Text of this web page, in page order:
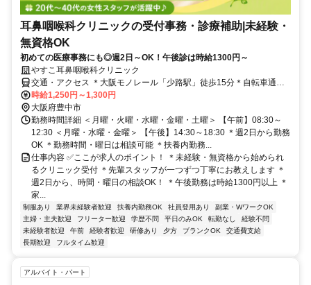
耳鼻咽喉科クリニックの受付事務・診療補助|未経験・
無資格OK
初めての医療事務にも◎週2日～OK！午後診は時給1300円～
やすこ耳鼻咽喉科クリニック
交通・アクセス ＊大阪モノレール「少路駅」徒歩15分＊自転車通勤
OK＊車通勤応相談
時給1,250円～1,300円
大阪府豊中市
勤務時間詳細 ＜月曜・火曜・水曜・金曜・土曜＞ 【午前】08:30～
12:30 ＜月曜・水曜・金曜＞ 【午後】14:30～18:30 ＊週2日から勤務
OK ＊勤務時間・曜日は相談可能 ＊扶養内勤務...
仕事内容 ✅ここが求人のポイント！ ＊未経験・無資格から始められ
るクリニック受付 ＊先輩スタッフが一つずつ丁寧にお教えします ＊
週2日から、時間・曜日の相談OK！ ＊午後勤務は時給1300円以上 ＊
家...
制服あり 業界未経験者歓迎 扶養内勤務OK 社員登用あり
副業・WワークOK
主婦・主夫歓迎
フリーター歓迎 学歴不問 平日のみOK 転勤なし
経験不問
未経験者歓迎
午前 経験者歓迎 研修あり 夕方 ブランクOK
交通費支給
長期歓迎
フルタイム歓迎
アルバイト・パート